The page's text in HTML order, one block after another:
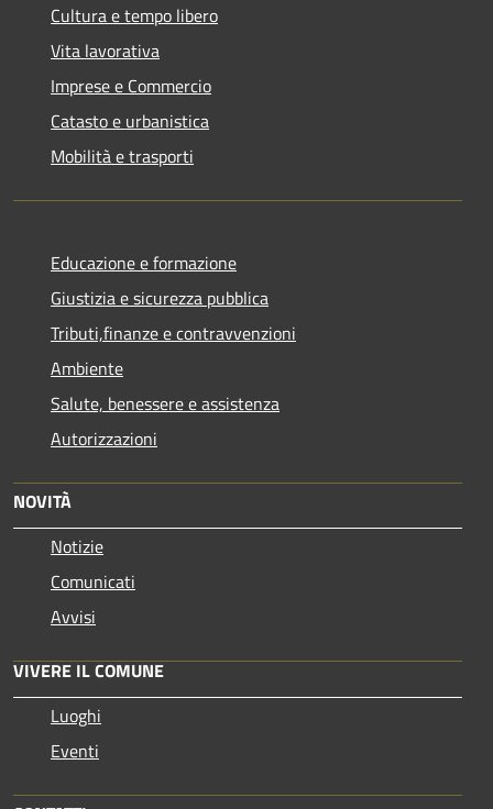
Cultura e tempo libero
Vita lavorativa
Imprese e Commercio
Catasto e urbanistica
Mobilità e trasporti
Educazione e formazione
Giustizia e sicurezza pubblica
Tributi,finanze e contravvenzioni
Ambiente
Salute, benessere e assistenza
Autorizzazioni
NOVITÀ
Notizie
Comunicati
Avvisi
VIVERE IL COMUNE
Luoghi
Eventi